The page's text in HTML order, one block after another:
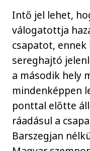
Intő jel lehet,
válogatottja
csapatot,
sereghajtó
a második hely
mindenképpen
ponttal előtte
ráadásul a
Barszegjan